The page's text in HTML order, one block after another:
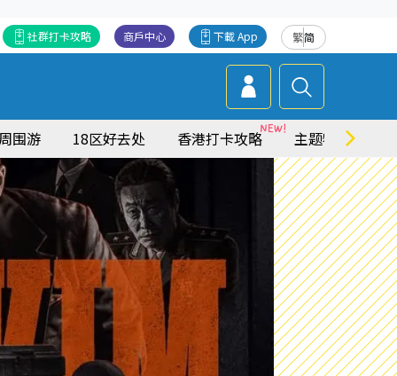
繁简
下載 App
商戶中心
社群打卡攻略
周围游 18区好去处 香港打卡攻略 主题特集